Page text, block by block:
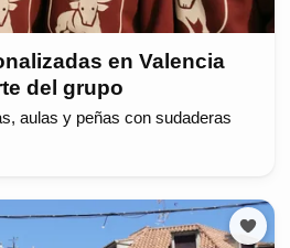
en Valencia
del grupo
aulas y peñas con sudaderas